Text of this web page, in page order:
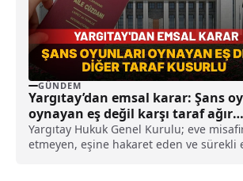
GÜNDEM
Yargıtay’dan emsal karar: Şans
oynayan eş değil karşı taraf ağır
kusurlu sayıldı
Yargıtay Hukuk Genel Kurulu; eve
etmeyen, eşine hakaret eden ve sürekli